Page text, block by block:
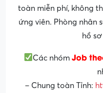
toàn miễn phí, không
ứng viên. Phòng nhân
hồ
Các nhóm Job
– Chung toàn Tỉnh: